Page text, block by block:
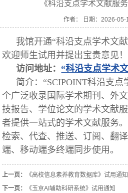
《科沿支点学术文献服
作者： 日期：2026-05-
我馆开通“科沿支点学术文
欢迎师生试用并提出宝贵意见！
访问地址： “科沿支点学术
简介： “SCIPOINT科沿支点
个广泛收录国际学术期刊、外
技报告、学位论文的学术文献
者提供一站式的学术文献服务
检索、代查、推送、订阅、翻
端、移动端多终端同步使用。
上一页：
《高校信息素养教育数据库》试用通知
下一页：
《玉京AI辅助科研系统》试用通知